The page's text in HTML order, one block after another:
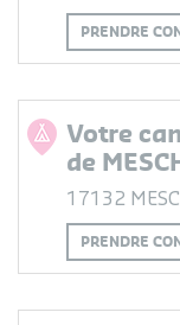
PRENDRE
Votre
de
17132
PRENDRE